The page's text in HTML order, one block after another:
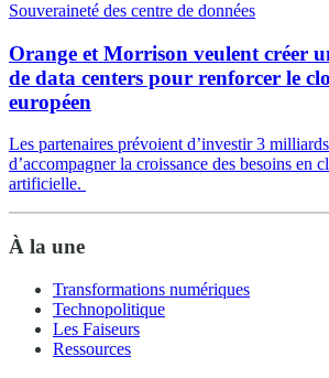
Souveraineté des centre de données
Orange et Morrison veulent créer
de data centers pour renforcer le
européen
Les partenaires prévoient d’investir 3
d’accompagner la croissance des besoins en
artificielle.
À la une
Transformations numériques
Technopolitique
Les Faiseurs
Ressources